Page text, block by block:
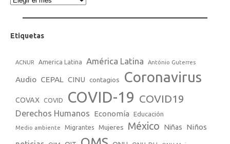
Etiquetas
ACNUR America Latina América Latina António Guterres
Audio CEPAL CINU contagios Coronavirus
COVAX COVID COVID-19 COVID19
Derechos Humanos Economía Educación
Medio ambiente Migrantes Mujeres México Niñas Niños